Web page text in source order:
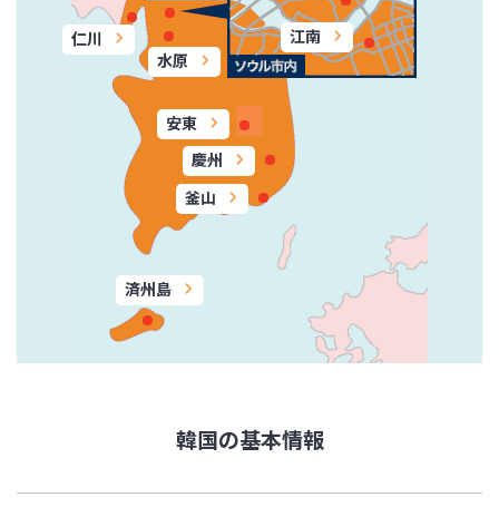
江南
仁川
水原
釜山
慶州
安東
済州島
韓国の基本情報